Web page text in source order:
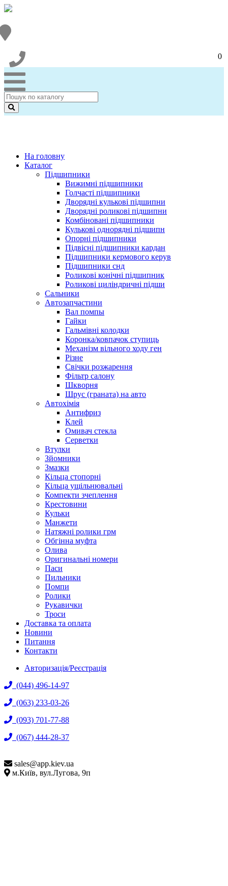
0
На головну
Каталог
Підшипники
Вижимні підшипники
Голчасті підшипники
Дворядні кулькові підшипни
Дворядні роликові підшипни
Комбіновані підшипники
Кулькові однорядні підшипн
Опорні підшипники
Підвісні підшипники кардан
Підшипники кермового керув
Підшипники снд
Роликові конічні підшипник
Роликові циліндричні підши
Сальники
Автозапчастини
Вал помпы
Гайки
Гальмівні колодки
Коронка/ковпачок ступиць
Механізм вільного ходу ген
Різне
Свічки розжарення
Фільтр салону
Шкворня
Шрус (граната) на авто
Автохімія
Антифриз
Клей
Омивач стекла
Серветки
Втулки
Зйомники
Змазки
Кільца стопорні
Кільца ущільнювальні
Компекти зчеплення
Крестовини
Кульки
Манжети
Натяжні ролики грм
Обгінна муфта
Олива
Оригинальні номери
Паси
Пильники
Помпи
Ролики
Рукавички
Троси
Доставка та оплата
Новини
Питання
Контакти
Авторизація/Реєстрація
(044) 496-14-97
(063) 233-03-26
(093) 701-77-88
(067) 444-28-37
sales@app.kiev.ua
м.Київ, вул.Лугова, 9п